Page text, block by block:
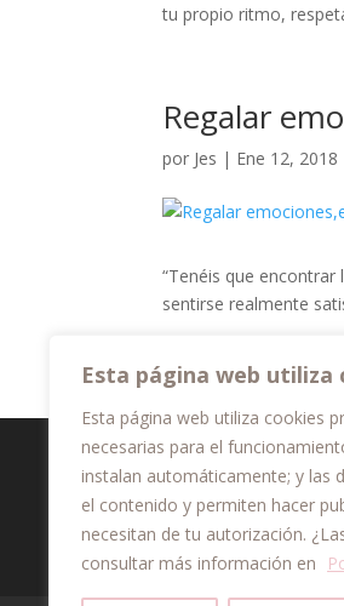
Esta página web utiliza
Esta página web utiliza cookies
necesarias para el
instalan automáticamente; y las
el contenido y permiten hacer
necesitan de tu autorización.
consultar más información en
tu propio ritmo,
Regalar
por Jes | Ene 12, 2018
“Tenéis que
sentirse realmente